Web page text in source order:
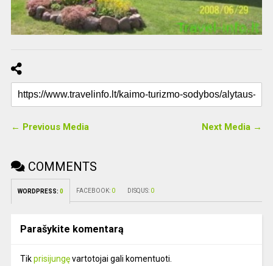
← Previous Media Next Media →
COMMENTS
WORDPRESS: 0 FACEBOOK: 0 DISQUS: 0
Parašykite komentarą
Tikprisijungęvartotojai gali komentuoti.